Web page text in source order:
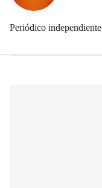
Periódico